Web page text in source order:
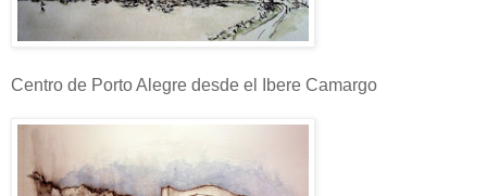
Centro de Porto Alegre desde el Ibere Camargo